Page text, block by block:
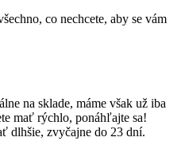
co nechcete, aby se vám
na sklade, máme však už iba
mať rýchlo, ponáhľajte sa!
dlhšie, zvyčajne do 23 dní.